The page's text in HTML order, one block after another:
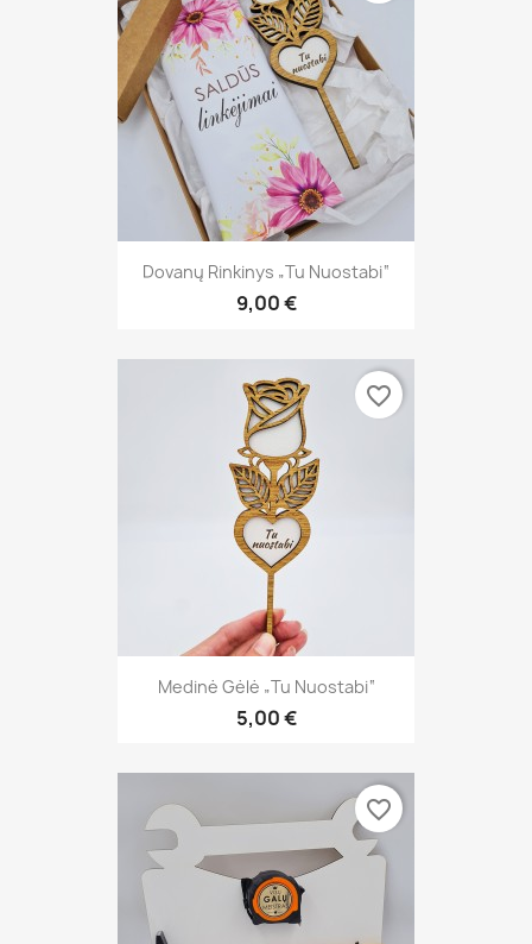
Dovanų Rinkinys „Tu Nuostabi“
9,00 €
Medinė Gėlė „Tu Nuostabi“
5,00 €
favorite_border
favorite_border